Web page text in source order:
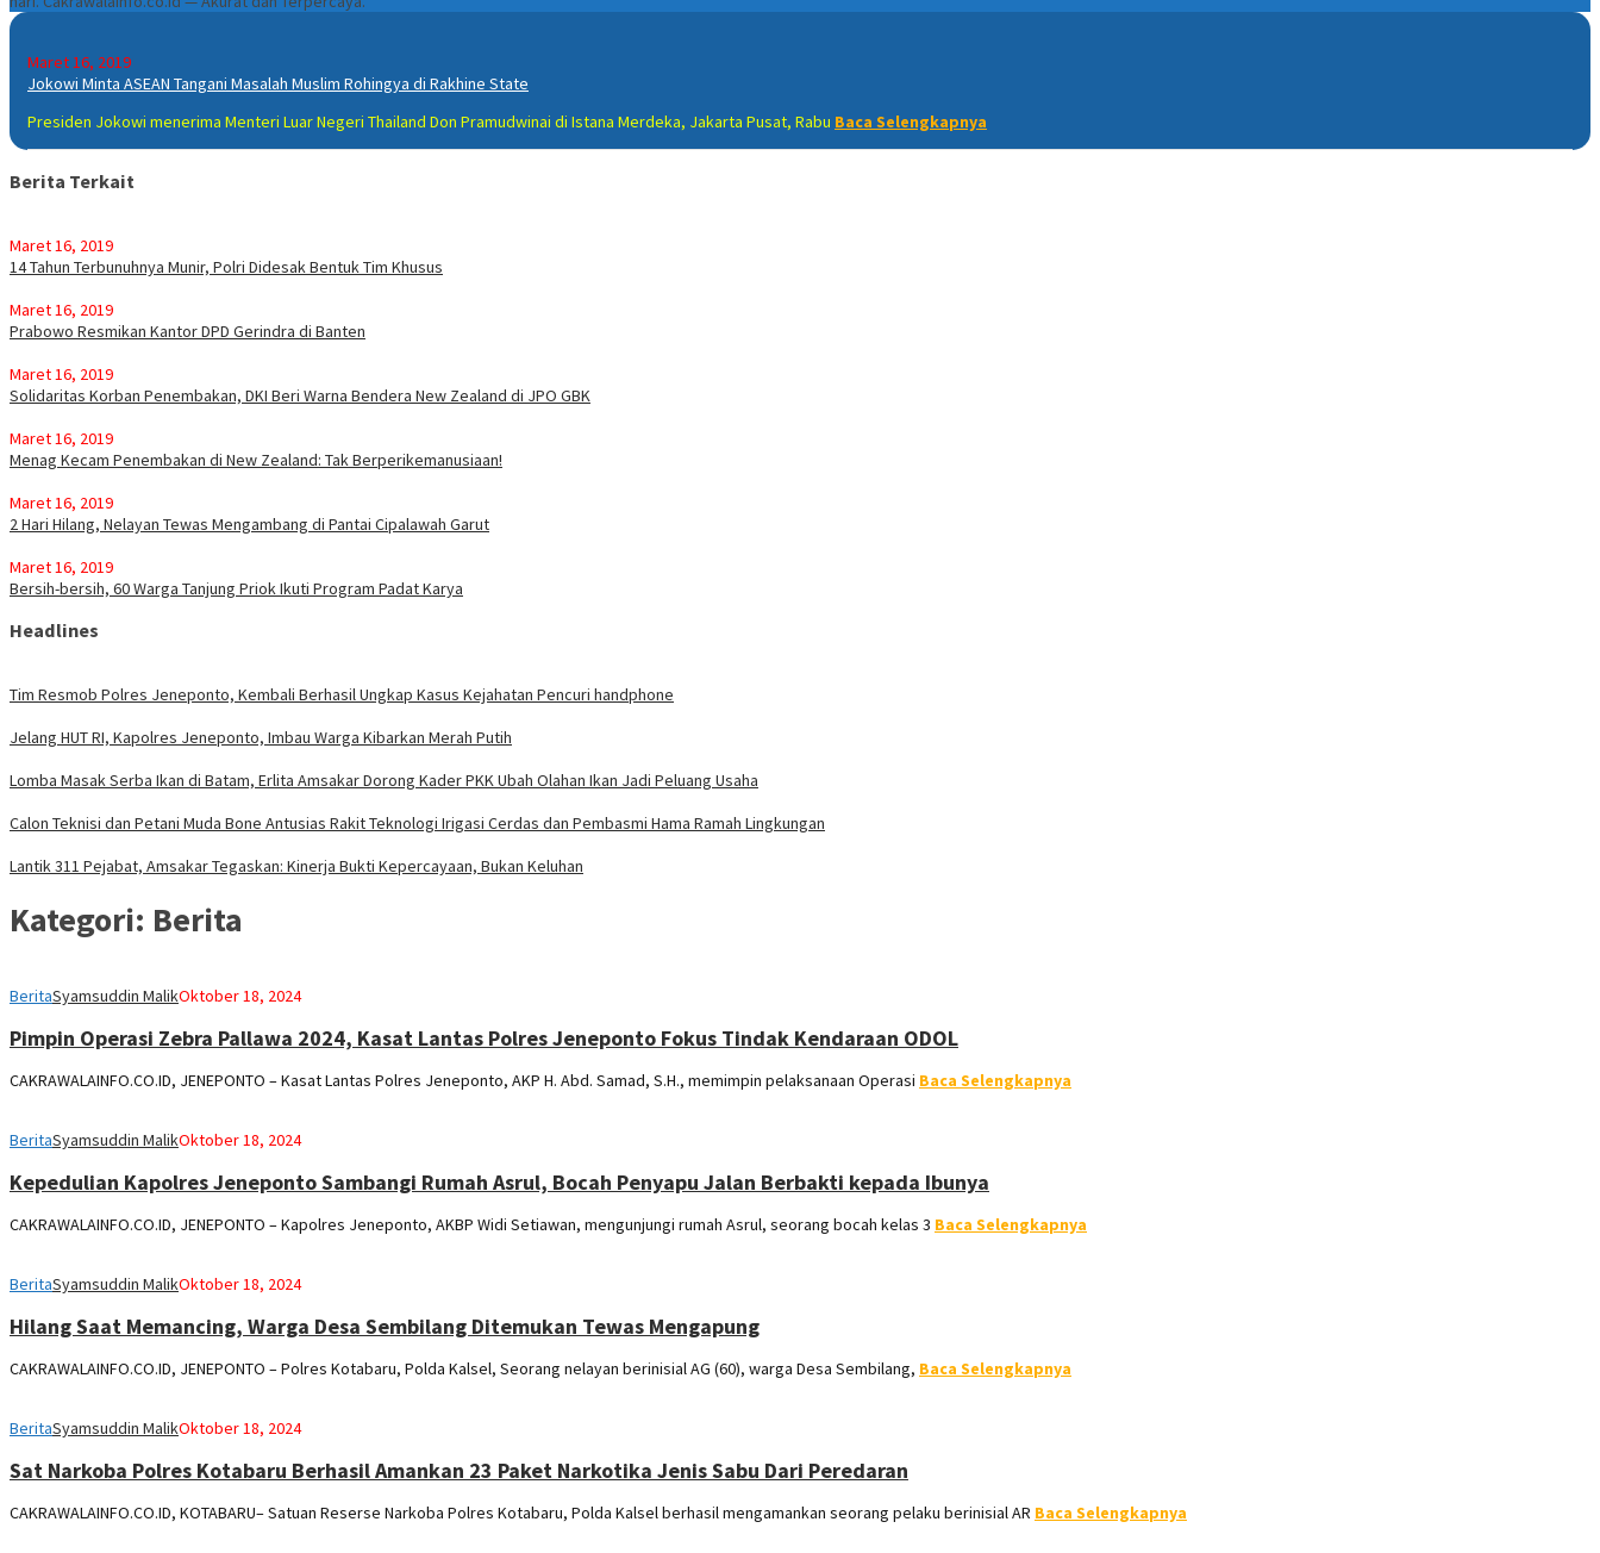
Maret 16, 2019
Jokowi Minta ASEAN Tangani Masalah Muslim Rohingya di Rakhine State
Presiden Jokowi menerima Menteri Luar Negeri Thailand Don Pramudwinai di Istana Merdeka, Jakarta Pusat, Rabu Baca Selengkapnya
Berita Terkait
Maret 16, 2019
14 Tahun Terbunuhnya Munir, Polri Didesak Bentuk Tim Khusus
Maret 16, 2019
Prabowo Resmikan Kantor DPD Gerindra di Banten
Maret 16, 2019
Solidaritas Korban Penembakan, DKI Beri Warna Bendera New Zealand di JPO GBK
Maret 16, 2019
Menag Kecam Penembakan di New Zealand: Tak Berperikemanusiaan!
Maret 16, 2019
2 Hari Hilang, Nelayan Tewas Mengambang di Pantai Cipalawah Garut
Maret 16, 2019
Bersih-bersih, 60 Warga Tanjung Priok Ikuti Program Padat Karya
Headlines
Tim Resmob Polres Jeneponto, Kembali Berhasil Ungkap Kasus Kejahatan Pencuri handphone
Jelang HUT RI, Kapolres Jeneponto, Imbau Warga Kibarkan Merah Putih
Lomba Masak Serba Ikan di Batam, Erlita Amsakar Dorong Kader PKK Ubah Olahan Ikan Jadi Peluang Usaha
Calon Teknisi dan Petani Muda Bone Antusias Rakit Teknologi Irigasi Cerdas dan Pembasmi Hama Ramah Lingkungan
Lantik 311 Pejabat, Amsakar Tegaskan: Kinerja Bukti Kepercayaan, Bukan Keluhan
Kategori: Berita
BeritaSyamsuddin MalikOktober 18, 2024
Pimpin Operasi Zebra Pallawa 2024, Kasat Lantas Polres Jeneponto Fokus Tindak Kendaraan ODOL
CAKRAWALAINFO.CO.ID, JENEPONTO – Kasat Lantas Polres Jeneponto, AKP H. Abd. Samad, S.H., memimpin pelaksanaan Operasi Baca Selengkapnya
BeritaSyamsuddin MalikOktober 18, 2024
Kepedulian Kapolres Jeneponto Sambangi Rumah Asrul, Bocah Penyapu Jalan Berbakti kepada Ibunya
CAKRAWALAINFO.CO.ID, JENEPONTO – Kapolres Jeneponto, AKBP Widi Setiawan, mengunjungi rumah Asrul, seorang bocah kelas 3 Baca Selengkapnya
BeritaSyamsuddin MalikOktober 18, 2024
Hilang Saat Memancing, Warga Desa Sembilang Ditemukan Tewas Mengapung
CAKRAWALAINFO.CO.ID, JENEPONTO – Polres Kotabaru, Polda Kalsel, Seorang nelayan berinisial AG (60), warga Desa Sembilang, Baca Selengkapnya
BeritaSyamsuddin MalikOktober 18, 2024
Sat Narkoba Polres Kotabaru Berhasil Amankan 23 Paket Narkotika Jenis Sabu Dari Peredaran
CAKRAWALAINFO.CO.ID, KOTABARU– Satuan Reserse Narkoba Polres Kotabaru, Polda Kalsel berhasil mengamankan seorang pelaku berinisial AR Baca Selengkapnya